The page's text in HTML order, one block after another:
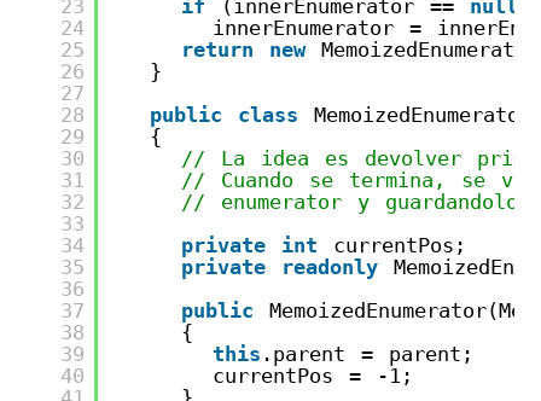
23
24
25
26
27
28
29
30
31
32
33
34
35
36
37
38
39
40
if
(innerEnumerator == null
innerEnumerator =
return
new
}
public
class
{
// La idea es devolver
// Cuando se termina, se
// enumerator y
private
int
currentPos;
private
readonly
public
{
this .parent = parent;
currentPos = -1;